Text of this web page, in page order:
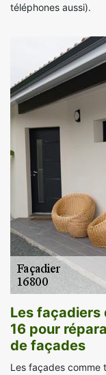
téléphones aussi).
Les façadiers
16 pour
de façades
Les façades comme